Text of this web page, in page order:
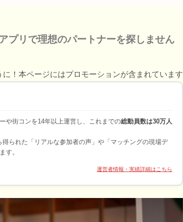
プリで理想のパートナーを探しません
！本ページにはプロモーションが含まれています
や街コンを14年以上運営し、これまでの総動員数は30万人
られた「リアルな参加者の声」や「マッチングの現場デ
す。
運営者情報・実績詳細はこちら